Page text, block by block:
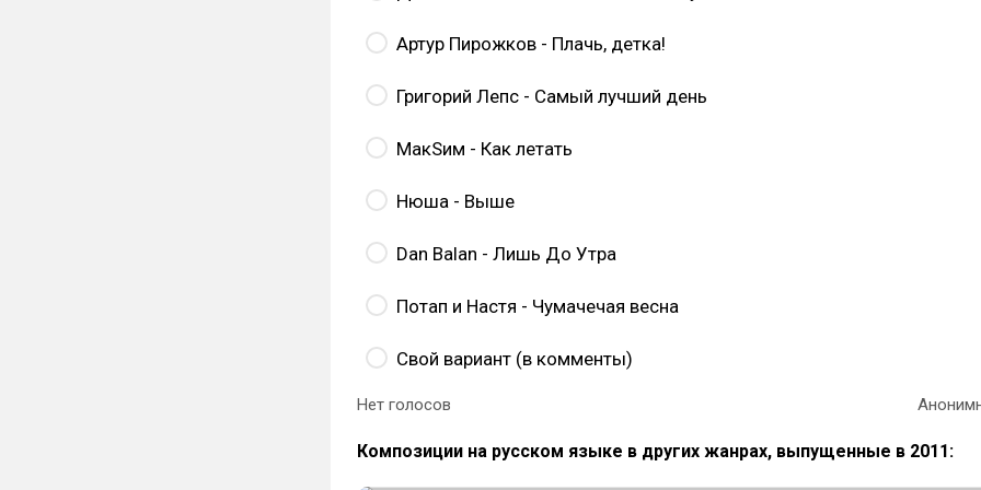
Артур Пирожков - Плачь, детка!
Григорий Лепс - Самый лучший день
МакSим - Как летать
Нюша - Выше
Dan Balan - Лишь До Утра
Потап и Настя - Чумачечая весна
Свой вариант (в комменты)
Нет голосов
Композиции на русском языке в других жанрах, выпущенные в 2011: